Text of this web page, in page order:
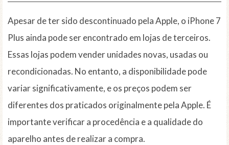
Apesar de ter sido descontinuado pela Apple, o iPhone 7
Plus ainda pode ser encontrado em lojas de terceiros.
Essas lojas podem vender unidades novas, usadas ou
recondicionadas. No entanto, a disponibilidade pode
variar significativamente, e os preços podem ser
diferentes dos praticados originalmente pela Apple. É
importante verificar a procedência e a qualidade do
aparelho antes de realizar a compra.